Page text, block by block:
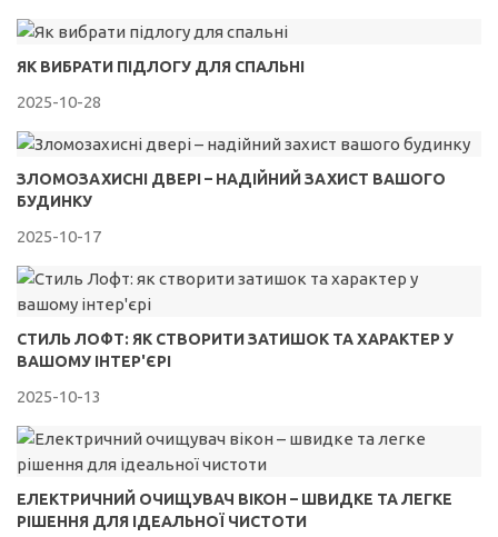
ЯК ВИБРАТИ ПІДЛОГУ ДЛЯ СПАЛЬНІ
2025-10-28
ЗЛОМОЗАХИСНІ ДВЕРІ – НАДІЙНИЙ ЗАХИСТ ВАШОГО
БУДИНКУ
2025-10-17
СТИЛЬ ЛОФТ: ЯК СТВОРИТИ ЗАТИШОК ТА ХАРАКТЕР У
ВАШОМУ ІНТЕР'ЄРІ
2025-10-13
ЕЛЕКТРИЧНИЙ ОЧИЩУВАЧ ВІКОН – ШВИДКЕ ТА ЛЕГКЕ
РІШЕННЯ ДЛЯ ІДЕАЛЬНОЇ ЧИСТОТИ